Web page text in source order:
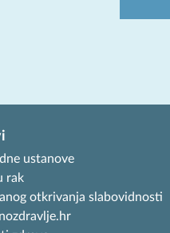
ustanove
rak
otkrivanja slabovidnosti